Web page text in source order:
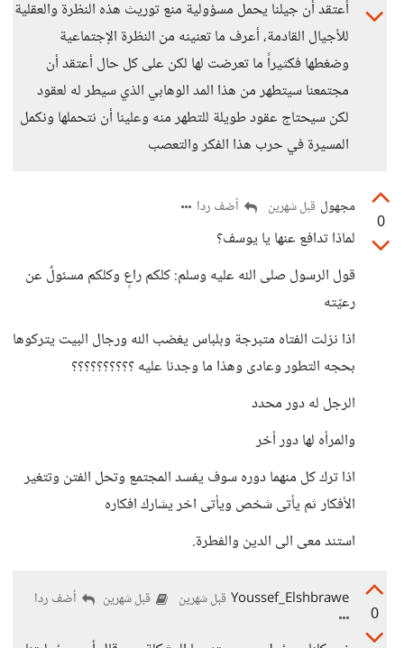
أعتقد أن جيلنا يحمل مسؤولية منع توريث هذه النظرة والعقلية
للأجيال القادمة، أعرف ما تعنينه من النظرة الإجتماعية
وضغطها فكثيراً ما تعرضت لها لكن على كل حال أعتقد أن
مجتمعنا سيتطهر من هذا المد الوهابي الذي سيطر له لعقود
لكن سيحتاج عقود طويلة للتطهر منه وعلينا أن نتحملها ونكمل
المسيرة في حرب هذا الفكر والتعصب
0
مجهول قبل شهرين أضف ردا
لماذا تدافع عنها يا يوسف؟
قول الرسول صلى الله عليه وسلم: كلكم راعٍ وكلكم مسئولٌ عن
رعيّته
اذا نزلت الفتاه متبرجة وبلباس يغضب الله ورجال البيت يتركوها
بحجه التطور وعادى وهذا ما وجدنا عليه ؟؟؟؟؟؟؟؟؟؟
الرجل له دور محدد
والمرأه لها دور أخر
اذا ترك كل منهما دوره سوف يفسد المجتمع وتحل الفتن وتتغير
الأفكار ثم يأتى شخص ويأتى اخر يشارك افكاره
استند معى الى الدين والفطرة.
0
Youssef_Elshbrawe قبل شهرين قبل شهرين أضف ردا